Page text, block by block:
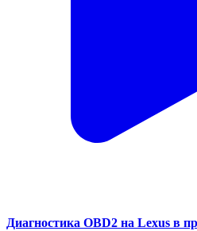
Диагностика OBD2 на Lexus в